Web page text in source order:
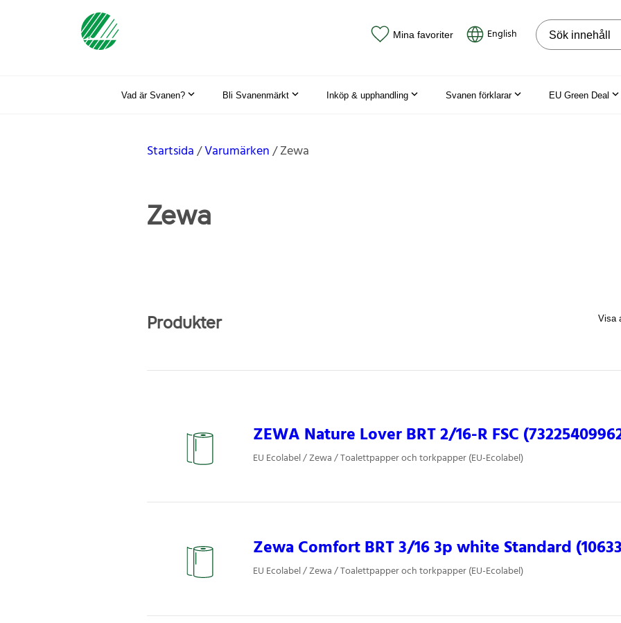
Mina favoriter English Sök på
Vad är Svanen? Bli Svanenmärkt Inköp & upphandling Svanen förklarar EU Green Deal
Startsida Varumärken Zewa
Zewa
Produkter
ZEWA Nature Lover BRT 2/16-R FSC
EU Ecolabel / Zewa / Toalettpapper och torkpapper (EU-Ecolabel)
Zewa Comfort BRT 3/16 3p white Standard
EU Ecolabel / Zewa / Toalettpapper och torkpapper (EU-Ecolabel)